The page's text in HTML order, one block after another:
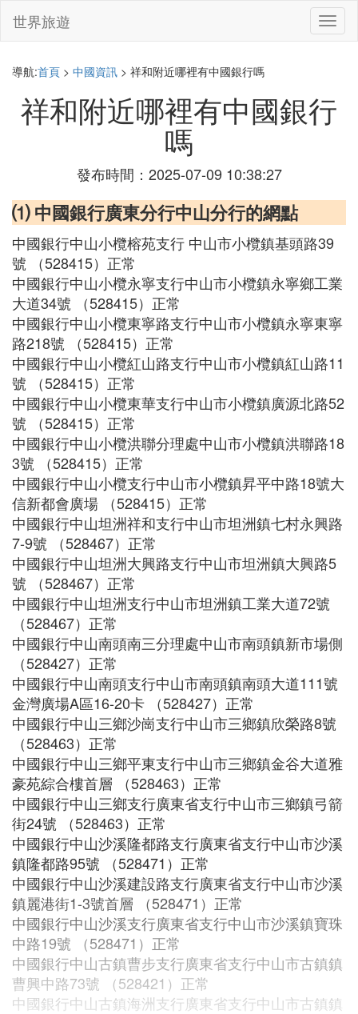
切
換
世界旅遊
導航:首頁 > 中國資訊 > 祥和附近哪裡有中國銀行嗎
祥和附近哪裡有中國銀行
嗎
發布時間：2025-07-09 10:38:27
⑴ 中國銀行廣東分行中山分行的網點
中國銀行中山小欖榕苑支行 中山市小欖鎮基頭路39
號 （528415）正常
中國銀行中山小欖永寧支行中山市小欖鎮永寧鄉工業
大道34號 （528415）正常
中國銀行中山小欖東寧路支行中山市小欖鎮永寧東寧
路218號 （528415）正常
中國銀行中山小欖紅山路支行中山市小欖鎮紅山路11
號 （528415）正常
中國銀行中山小欖東華支行中山市小欖鎮廣源北路52
號 （528415）正常
中國銀行中山小欖洪聯分理處中山市小欖鎮洪聯路18
3號 （528415）正常
中國銀行中山小欖支行中山市小欖鎮昇平中路18號大
信新都會廣場 （528415）正常
中國銀行中山坦洲祥和支行中山市坦洲鎮七村永興路
7-9號 （528467）正常
中國銀行中山坦洲大興路支行中山市坦洲鎮大興路5
號 （528467）正常
中國銀行中山坦洲支行中山市坦洲鎮工業大道72號
（528467）正常
中國銀行中山南頭南三分理處中山市南頭鎮新市場側
（528427）正常
中國銀行中山南頭支行中山市南頭鎮南頭大道111號
金灣廣場A區16-20卡 （528427）正常
中國銀行中山三鄉沙崗支行中山市三鄉鎮欣榮路8號
（528463）正常
中國銀行中山三鄉平東支行中山市三鄉鎮金谷大道雅
豪苑綜合樓首層 （528463）正常
中國銀行中山三鄉支行廣東省支行中山市三鄉鎮弓箭
街24號 （528463）正常
中國銀行中山沙溪隆都路支行廣東省支行中山市沙溪
鎮隆都路95號 （528471）正常
中國銀行中山沙溪建設路支行廣東省支行中山市沙溪
鎮麗港街1-3號首層 （528471）正常
中國銀行中山沙溪支行廣東省支行中山市沙溪鎮寶珠
中路19號 （528471）正常
中國銀行中山古鎮曹步支行廣東省支行中山市古鎮鎮
曹興中路73號 （528421）正常
中國銀行中山古鎮海洲支行廣東省支行中山市古鎮鎮